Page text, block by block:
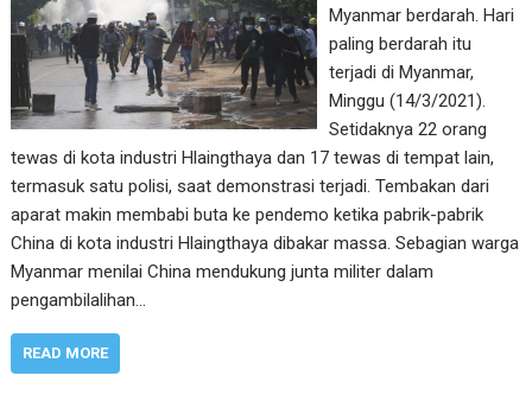
Myanmar berdarah. Hari
paling berdarah itu
terjadi di Myanmar,
Minggu (14/3/2021).
Setidaknya 22 orang
tewas di kota industri Hlaingthaya dan 17 tewas di tempat lain,
termasuk satu polisi, saat demonstrasi terjadi. Tembakan dari
aparat makin membabi buta ke pendemo ketika pabrik-pabrik
China di kota industri Hlaingthaya dibakar massa. Sebagian warga
Myanmar menilai China mendukung junta militer dalam
pengambilalihan…
READ MORE